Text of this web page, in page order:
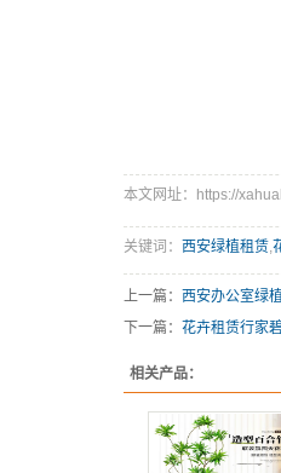
本文网址：https://
关键词： 西安绿植租赁,
上一篇： 西安办公室绿
下一篇： 花卉租赁行家
相关产品：